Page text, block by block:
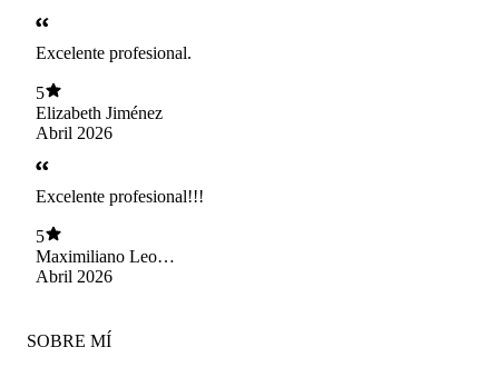
Excelente profesional.
5
Elizabeth Jiménez
Abril 2026
Excelente profesional!!!
5
Maximiliano Leon
Ruz Benavides
Abril 2026
SOBRE MÍ